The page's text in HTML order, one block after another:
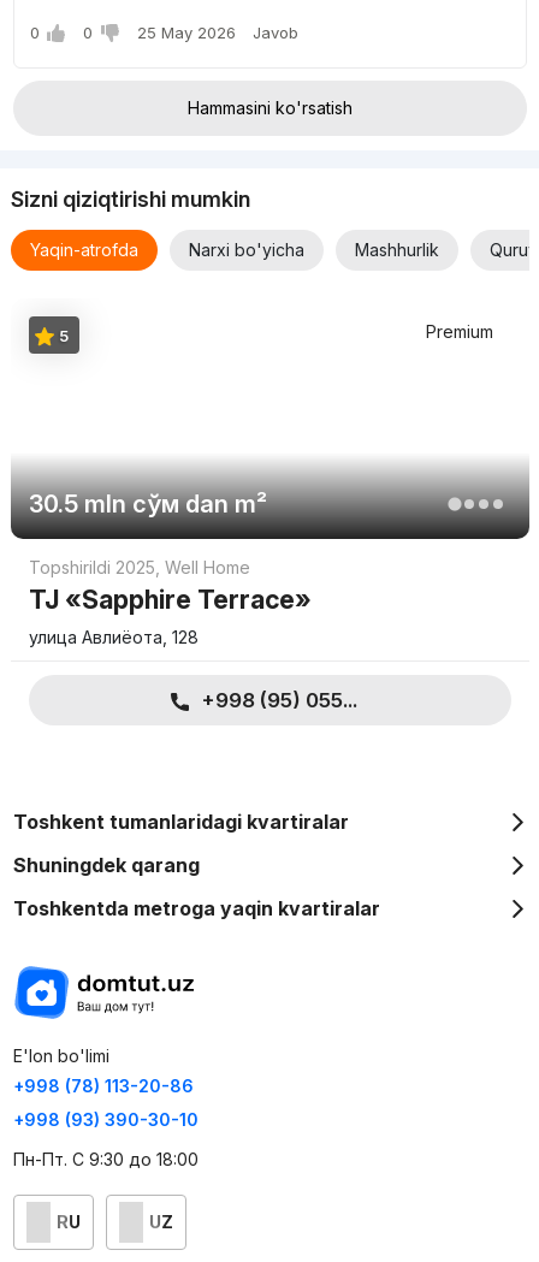
0 0 25 May 2026 Javob
Hammasini ko'rsatish
Sizni qiziqtirishi mumkin
Yaqin-atrofda Narxi bo'yicha Mashhurlik
Premium
30.5 mln сўмdan m²
5
Topshirildi 2025 Well Home
TJ «Sapphire Terrace»
улица Авлиёота, 128
+998 (95) 055...
Toshkent tumanlaridagi kvartiralar
Shuningdek qarang
Toshkentda metroga yaqin kvartiralar
E'lon bo'limi
+998 (78) 113-20-86
+998 (93) 390-30-10
Пн-Пт. С 9:30 до 18:00
RU UZ